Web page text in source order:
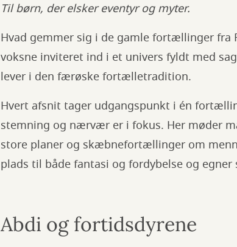
Til børn, der elsker eventyr og myter.
Hvad gemmer sig i de gamle fortællinger fra
voksne inviteret ind i et univers fyldt med
lever i den færøske fortælletradition.
Hvert afsnit tager udgangspunkt i én
stemning og nærvær er i fokus. Her møder
store planer og skæbnefortællinger om
plads til både fantasi og fordybelse og
Abdi og fortidsdyrene